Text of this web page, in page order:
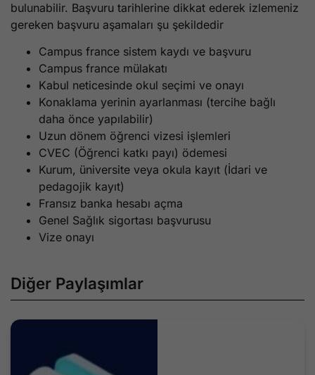
bulunabilir. Başvuru tarihlerine dikkat ederek izlemeniz
gereken başvuru aşamaları şu şekildedir
Campus france sistem kaydı ve başvuru
Campus france mülakatı
Kabul neticesinde okul seçimi ve onayı
Konaklama yerinin ayarlanması (tercihe bağlı
daha önce yapılabilir)
Uzun dönem öğrenci vizesi işlemleri
CVEC (Öğrenci katkı payı) ödemesi
Kurum, üniversite veya okula kayıt (İdari ve
pedagojik kayıt)
Fransız banka hesabı açma
Genel Sağlık sigortası başvurusu
Vize onayı
Diğer Paylaşımlar